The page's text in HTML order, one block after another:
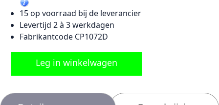
15 op voorraad bij de leverancier
Levertijd 2 à 3 werkdagen
Fabrikantcode CP1072D
Leg in winkelwagen